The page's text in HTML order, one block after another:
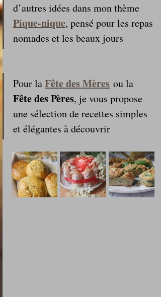
d’autres idées dans mon thème
Pique‑nique, pensé pour les repas
nomades et les beaux jours
Pour la Fête des Mères ou la
Fête des Pères, je vous propose
une sélection de recettes simples
et élégantes à découvrir